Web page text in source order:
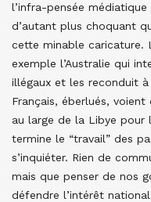
l’infra-pensée
d’autant plus choquant
cette minable caricature.
exemple l’Australie qui
illégaux et les reconduit
Français, éberlués,
au large de la Libye pour
termine le “travail” des
s’inquiéter. Rien de
mais que penser de nos
défendre l’intérêt